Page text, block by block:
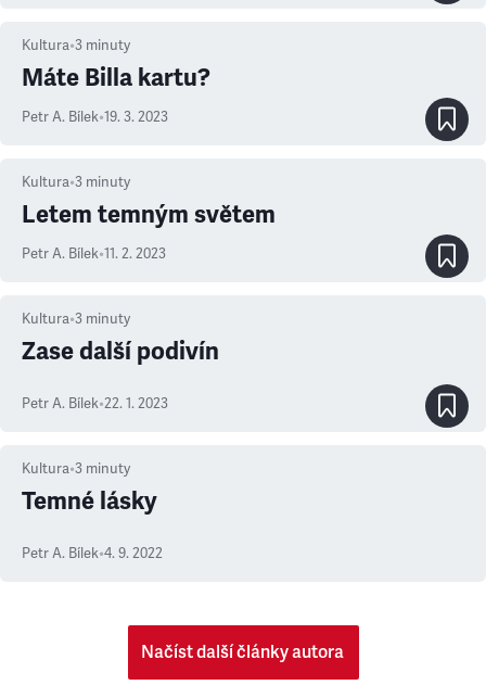
Kultura•3 minuty
Máte Billa kartu?
Petr A. Bílek•19. 3. 2023
Kultura•3 minuty
Letem temným světem
Petr A. Bílek•11. 2. 2023
Kultura•3 minuty
Zase další podivín
Petr A. Bílek•22. 1. 2023
Kultura•3 minuty
Temné lásky
Petr A. Bílek•4. 9. 2022
Načíst další články autora